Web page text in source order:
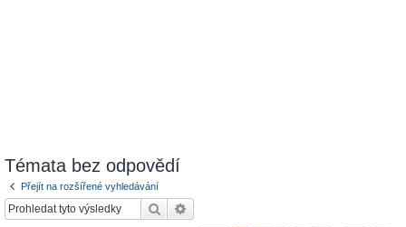
Témata bez odpovědí
Přejít na rozšířené vyhledávání
Hledat